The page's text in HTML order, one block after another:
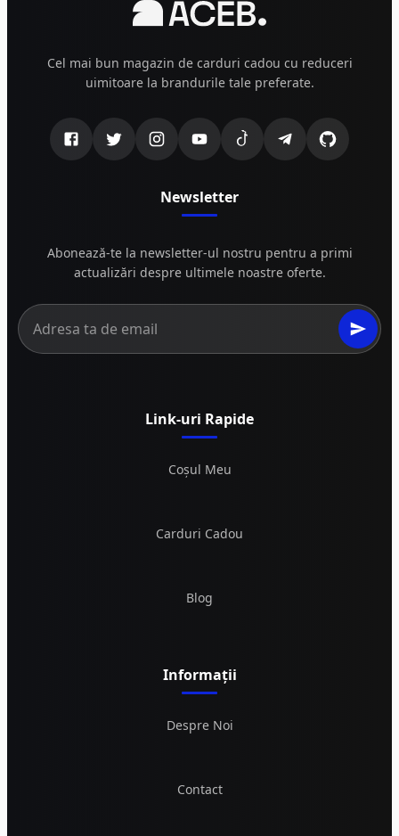
Cel mai bun magazin de carduri cadou cu reduceri
uimitoare la brandurile tale preferate.
Newsletter
Abonează-te la newsletter-ul nostru pentru a primi
actualizări despre ultimele noastre oferte.
Link-uri Rapide
Coșul Meu
Carduri Cadou
Blog
Informații
Despre Noi
Contact